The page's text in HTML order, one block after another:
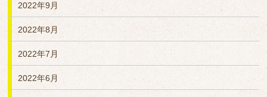
2022年9月
2022年8月
2022年7月
2022年6月